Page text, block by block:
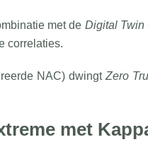
met de Digital Twin
correlaties.
NAC) dwingt Zero
met